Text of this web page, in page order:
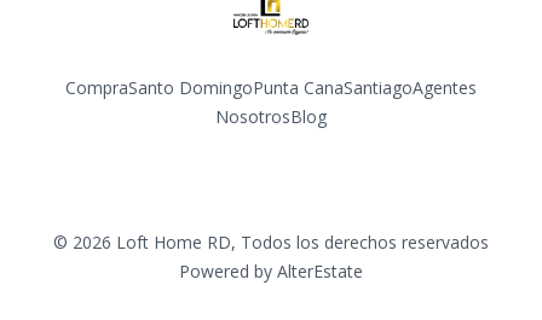
CompraSanto DomingoPunta CanaSantiagoAgentes
NosotrosBlog
© 2026 Loft Home RD, Todos los derechos reservados
Powered by AlterEstate